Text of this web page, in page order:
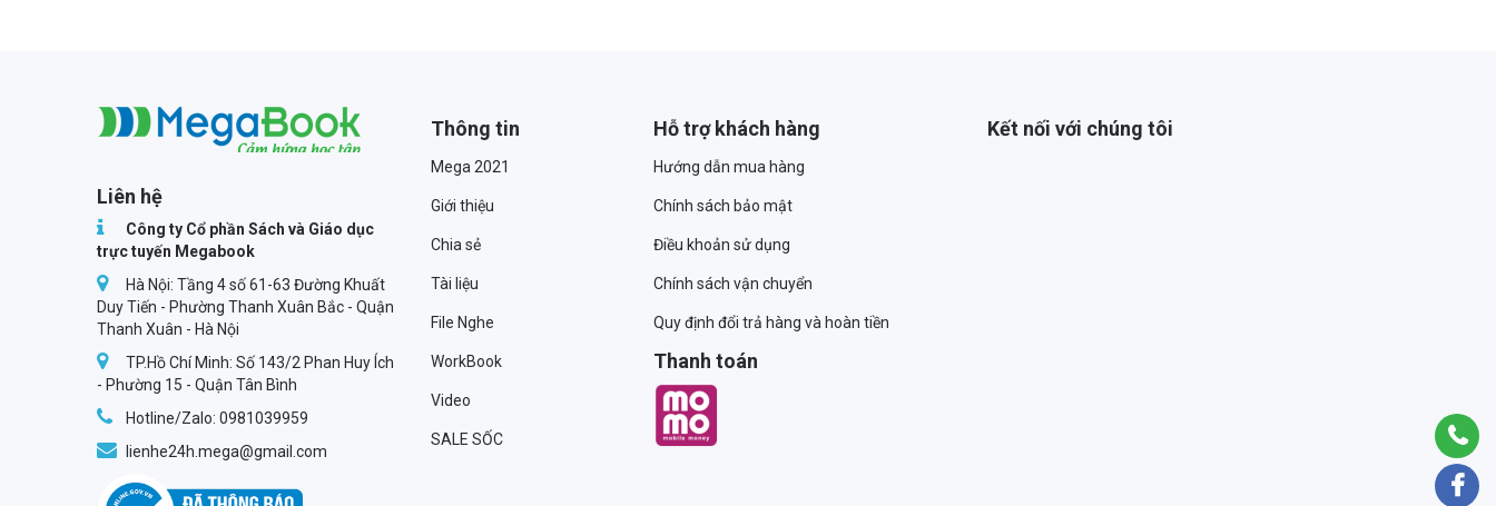
Liên hệ
Công ty Cổ phần Sách và Giáo dục
trực tuyến Megabook
Hà Nội: Tầng 4 số 61-63 Đường Khuất
Duy Tiến - Phường Thanh Xuân Bắc - Quận
Thanh Xuân - Hà Nội
TP.Hồ Chí Minh: Số 143/2 Phan Huy Ích
- Phường 15 - Quận Tân Bình
Hotline/Zalo: 0981039959
lienhe24h.mega@gmail.com
Thông tin
Mega 2021
Giới thiệu
Chia sẻ
Tài liệu
File Nghe
WorkBook
Video
SALE SỐC
Hỗ trợ khách hàng
Hướng dẫn mua hàng
Chính sách bảo mật
Điều khoản sử dụng
Chính sách vận chuyển
Quy định đổi trả hàng và hoàn tiền
Thanh toán
Kết nối với chúng tôi